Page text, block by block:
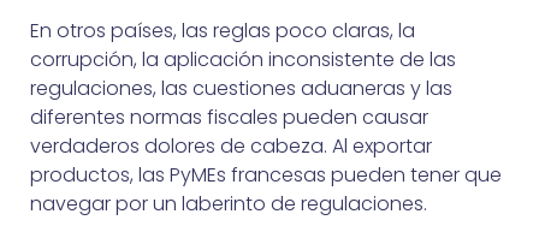
En otros países, las reglas poco claras, la
corrupción, la aplicación inconsistente de las
regulaciones, las cuestiones aduaneras y las
diferentes normas fiscales pueden causar
verdaderos dolores de cabeza. Al exportar
productos, las PyMEs francesas pueden tener que
navegar por un laberinto de regulaciones.